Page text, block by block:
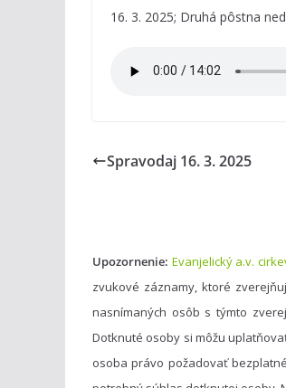
16. 3. 2025; Druhá pôstna
Spravodaj 16. 3. 2025
Upozornenie: Evanjelický a.v.
zvukové záznamy, ktoré
nasnímaných osôb s týmto
Dotknuté osoby si môžu
osoba právo požadovať